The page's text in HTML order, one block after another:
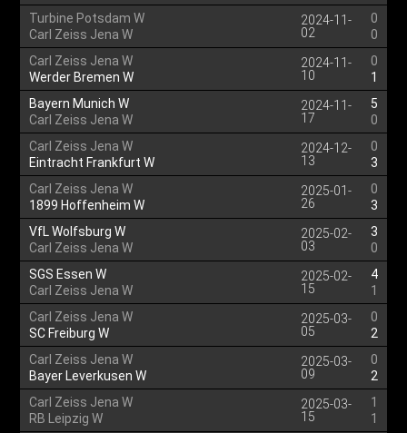
Turbine Potsdam W
Carl Zeiss Jena W
2024-11-
02
0
0
Carl Zeiss Jena W
Werder Bremen W
2024-11-
10
0
1
Bayern Munich W
Carl Zeiss Jena W
2024-11-
17
5
0
Carl Zeiss Jena W
Eintracht Frankfurt W
2024-12-
13
0
3
Carl Zeiss Jena W
1899 Hoffenheim W
2025-01-
26
0
3
VfL Wolfsburg W
Carl Zeiss Jena W
2025-02-
03
3
0
SGS Essen W
Carl Zeiss Jena W
2025-02-
15
4
1
Carl Zeiss Jena W
SC Freiburg W
2025-03-
05
0
2
Carl Zeiss Jena W
Bayer Leverkusen W
2025-03-
09
0
2
Carl Zeiss Jena W
RB Leipzig W
2025-03-
15
1
1